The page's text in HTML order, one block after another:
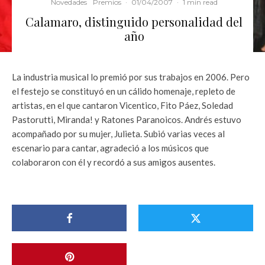
Novedades Premios · 01/04/2007 · 1 min read
Calamaro, distinguido personalidad del
año
La industria musical lo premió por sus trabajos en 2006. Pero
el festejo se constituyó en un cálido homenaje, repleto de
artistas, en el que cantaron Vicentico, Fito Páez, Soledad
Pastorutti, Miranda! y Ratones Paranoicos. Andrés estuvo
acompañado por su mujer, Julieta. Subió varias veces al
escenario para cantar, agradeció a los músicos que
colaboraron con él y recordó a sus amigos ausentes.